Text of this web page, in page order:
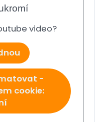
video?
-
cookie: